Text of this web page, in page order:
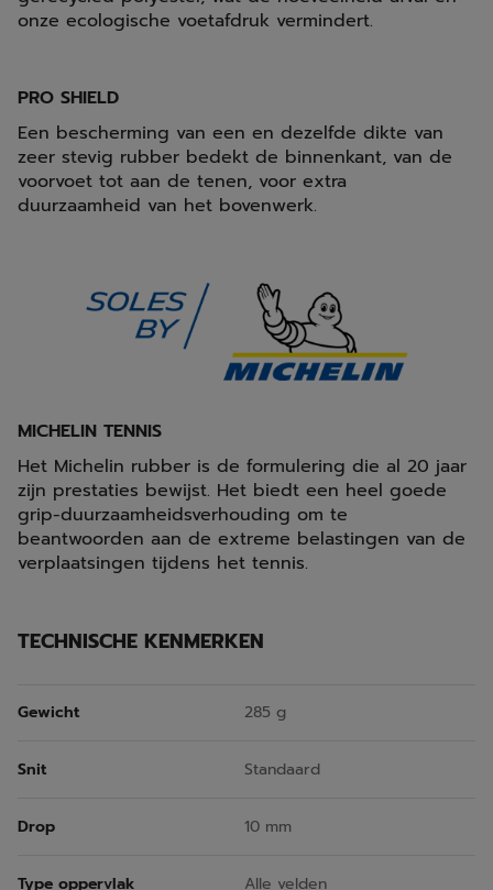
onze ecologische voetafdruk vermindert.
PRO SHIELD
Een bescherming van een en dezelfde dikte van
zeer stevig rubber bedekt de binnenkant, van de
voorvoet tot aan de tenen, voor extra
duurzaamheid van het bovenwerk.
MICHELIN TENNIS
Het Michelin rubber is de formulering die al 20 jaar
zijn prestaties bewijst. Het biedt een heel goede
grip-duurzaamheidsverhouding om te
beantwoorden aan de extreme belastingen van de
verplaatsingen tijdens het tennis.
TECHNISCHE KENMERKEN
Gewicht 285 g
Snit Standaard
Drop 10 mm
Type oppervlak Alle velden